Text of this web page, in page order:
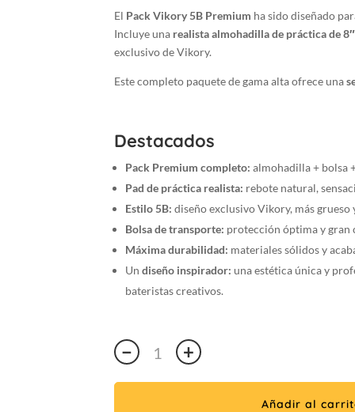
El Pack Vikory 5B Premium ha sido diseñado
Incluye una realista almohadilla de práctica de 8″
exclusivo de Vikory.
Este completo paquete de gama alta ofrece una
Destacados
Pack Premium completo: almohadilla + bolsa
Pad de práctica realista: rebote natural,
Estilo 5B: diseño exclusivo Vikory, más grueso
Bolsa de transporte: protección óptima y gran
Máxima durabilidad: materiales sólidos y
Un diseño inspirador: una estética única y
bateristas creativos.
Premium
5B
VIKORY
− +
Añadir al